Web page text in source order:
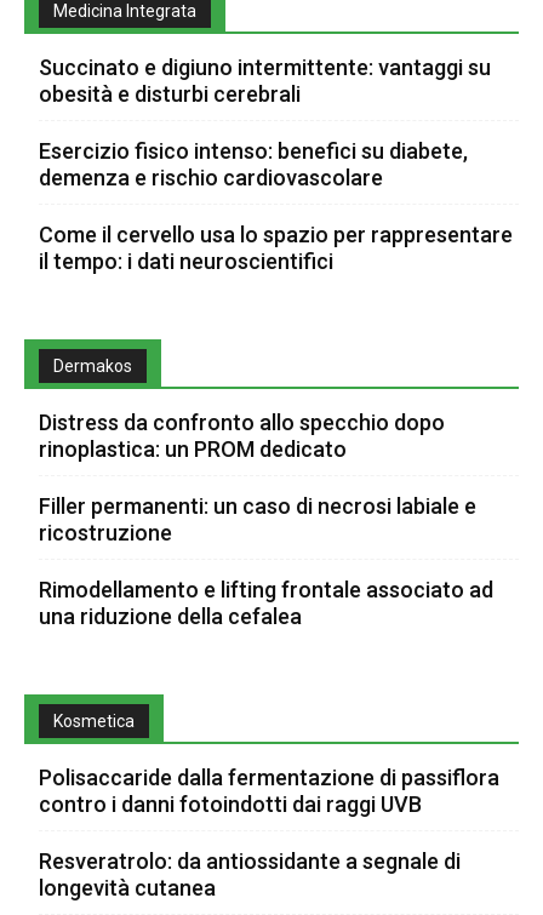
Medicina Integrata
Succinato e digiuno intermittente: vantaggi su
obesità e disturbi cerebrali
Esercizio fisico intenso: benefici su diabete,
demenza e rischio cardiovascolare
Come il cervello usa lo spazio per rappresentare
il tempo: i dati neuroscientifici
Dermakos
Distress da confronto allo specchio dopo
rinoplastica: un PROM dedicato
Filler permanenti: un caso di necrosi labiale e
ricostruzione
Rimodellamento e lifting frontale associato ad
una riduzione della cefalea
Kosmetica
Polisaccaride dalla fermentazione di passiflora
contro i danni fotoindotti dai raggi UVB
Resveratrolo: da antiossidante a segnale di
longevità cutanea